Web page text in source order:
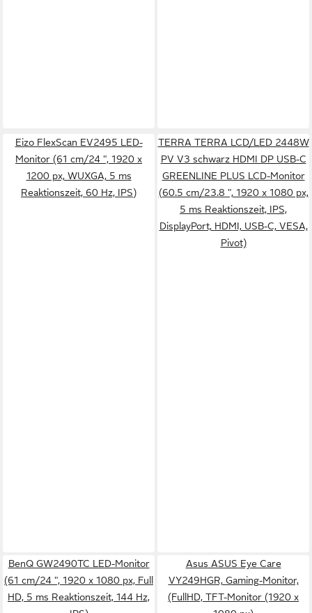
Eizo FlexScan EV2495 LED-
Monitor (61 cm/24 ", 1920 x
1200 px, WUXGA, 5 ms
Reaktionszeit, 60 Hz, IPS)
TERRA TERRA LCD/LED 2448W
PV V3 schwarz HDMI DP USB-C
GREENLINE PLUS LCD-Monitor
(60.5 cm/23.8 ", 1920 x 1080 px,
5 ms Reaktionszeit, IPS,
DisplayPort, HDMI, USB-C, VESA,
Pivot)
BenQ GW2490TC LED-Monitor
(61 cm/24 ", 1920 x 1080 px, Full
HD, 5 ms Reaktionszeit, 144 Hz,
Asus ASUS Eye Care
VY249HGR, Gaming-Monitor,
(FullHD, TFT-Monitor (1920 x